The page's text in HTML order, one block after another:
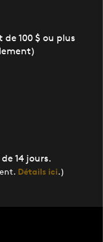
100 $ ou plus
14 jours.
Détails ici.)